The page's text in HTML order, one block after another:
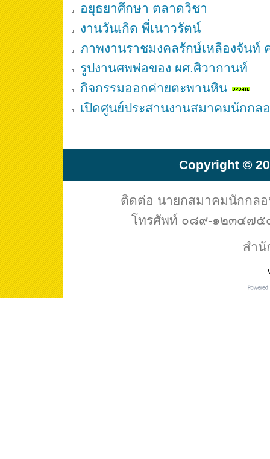
อยุธยาศึกษา ตลาดวิชา
งานวันเกิด พี่เนาวรัตน์
ภาพงานราชมงคลรักษ์เหลืองจันท์
รูปงานศพพ่อของ ผศ.ศิวากานท์
กิจกรรมออกค่ายตะพานหิน
เปิดศูนย์ประสานงานสมาคมนักกล
Copyright ©
ติดต่อ นายกสมาคมนักกลอ
โทรศัพท์ ๐๘๙-๑๒๓๔๗๕๔
สำ